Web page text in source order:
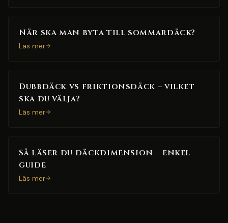
När ska man byta till sommardäck?
Läs mer
Dubbdäck vs friktionsdäck – vilket
ska du välja?
Läs mer
Så läser du däckdimension – enkel
guide
Läs mer